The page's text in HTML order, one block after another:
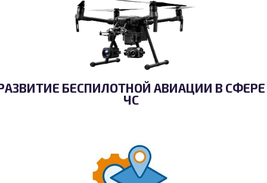
БЕСПИЛОТНОЙ АВИАЦИИ В СФЕРЕ
ЧС